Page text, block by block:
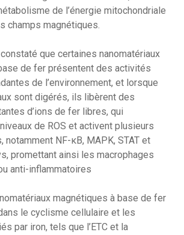
de l’énergie mitochondriale
champs magnétiques.
que certaines nanomatériaux
de fer présentent des activités
de l’environnement, et lorsque
sont digérés, ils libèrent des
d’ions de fer libres, qui
de ROS et activent plusieurs
notamment NF-κB, MAPK, STAT et
promettant ainsi les macrophages
anti-inflammatoires
magnétiques à base de fer
le cyclisme cellulaire et les
par iron, tels que l’ETC et la